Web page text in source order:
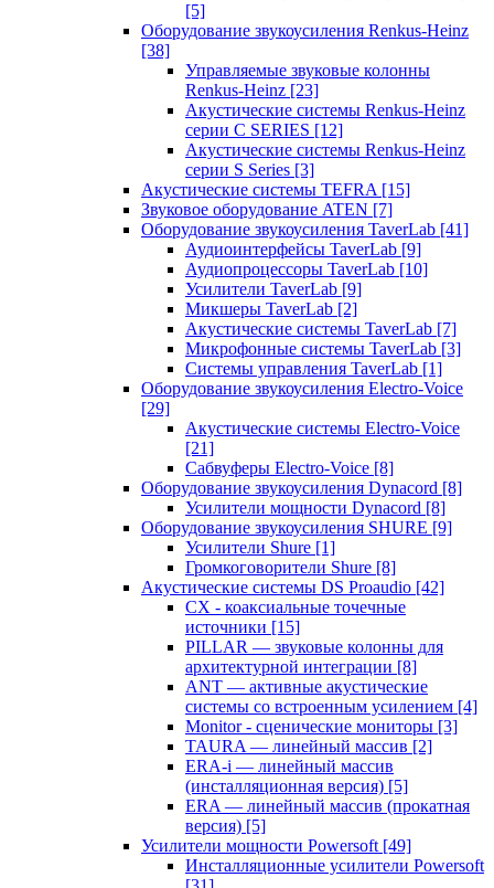
[5]
Оборудование звукоусиления Renkus-Heinz
[38]
Управляемые звуковые колонны
Renkus-Heinz [23]
Акустические системы Renkus-Heinz
серии C SERIES [12]
Акустические системы Renkus-Heinz
серии S Series [3]
Акустические системы TEFRA [15]
Звуковое оборудование ATEN [7]
Оборудование звукоусиления TaverLab [41]
Аудиоинтерфейсы TaverLab [9]
Аудиопроцессоры TaverLab [10]
Усилители TaverLab [9]
Микшеры TaverLab [2]
Акустические системы TaverLab [7]
Микрофонные системы TaverLab [3]
Системы управления TaverLab [1]
Оборудование звукоусиления Electro-Voice
[29]
Акустические системы Electro-Voice
[21]
Сабвуферы Electro-Voice [8]
Оборудование звукоусиления Dynacord [8]
Усилители мощности Dynacord [8]
Оборудование звукоусиления SHURE [9]
Усилители Shure [1]
Громкоговорители Shure [8]
Акустические системы DS Proaudio [42]
CX - коаксиальные точечные
источники [15]
PILLAR — звуковые колонны для
архитектурной интеграции [8]
ANT — активные акустические
системы со встроенным усилением [4]
Monitor - сценические мониторы [3]
TAURA — линейный массив [2]
ERA-i — линейный массив
(инсталляционная версия) [5]
ERA — линейный массив (прокатная
версия) [5]
Усилители мощности Powersoft [49]
Инсталляционные усилители Powersoft